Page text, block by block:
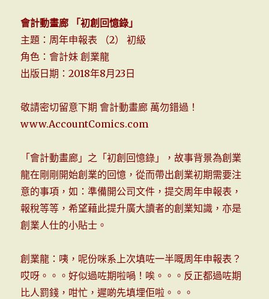
會計動畫廊 「初創回憶錄」
主題：周年申報表 （2） 初級
角色：會計妹 創業龍
出版日期：2018年8月23日
敬請密切留意下期 會計動畫廊 萬勿錯過！
www.AccountComics.com
「會計動畫廊」之「初創回憶錄」，故事背景為創業
龍在剛剛開始創業的回憶，從而帶出創業初期需要注
意的事項，如：準備開公司文件，提交周年申報表，
報稅等等，希望藉此提升廣大讀者的創業知識，亦是
創業人仕的小貼士。
創業龍：咦，呢份咪系上次填咗一半嘅周年申報表？
哎呀。。。好似過咗期啦喎！唉。。。反正都過咗期
比人罰錢，咁忙，遲啲先填埋佢啦。。。